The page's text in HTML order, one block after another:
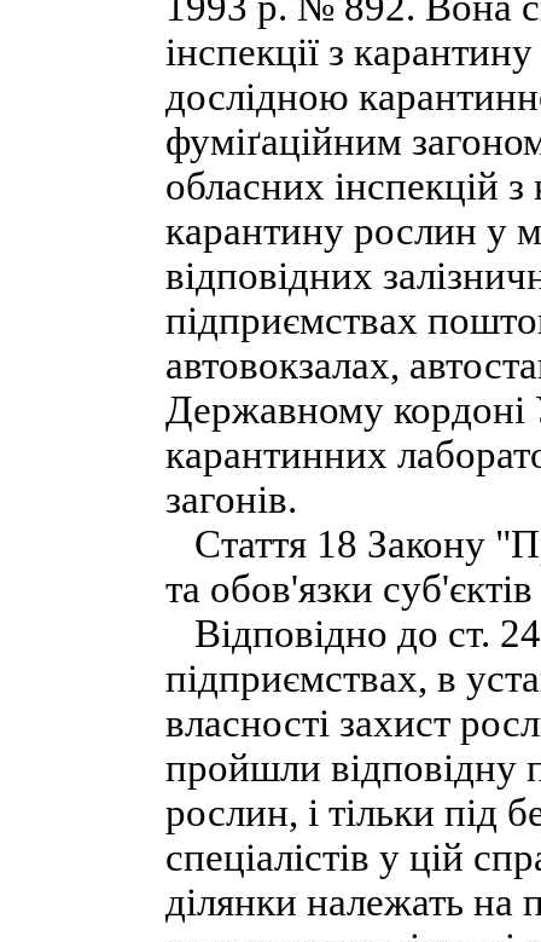
інспекції з
дослідною
фуміґаційним
обласних інспекцій
карантину рослин у
відповідних
підприємствах
автовокзалах,
Державному кордоні
карантинних
загонів.
Стаття 18 Закону
та обов'язки
Відповідно до ст.
підприємствах, в
власності захист
пройшли відповідну
рослин, і тільки під
спеціалістів у цій
ділянки належать на